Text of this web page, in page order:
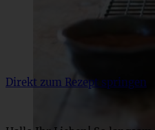
Direkt zum Rezept springen